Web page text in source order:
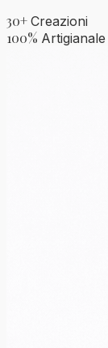
30+ Creazioni
100% Artigianale